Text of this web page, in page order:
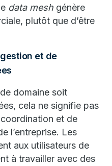
data mesh génère
plutôt que d’être
et de
domaine soit
cela ne signifie pas
coordination et de
l’entreprise. Les
aux utilisateurs de
à travailler avec des